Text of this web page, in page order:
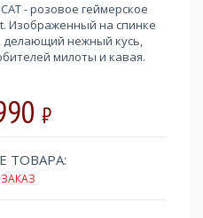
- розовое геймерское
Изображенный на спинке
делающий нежный кусь,
милоты и кавая.
₽
ТОВАРА: